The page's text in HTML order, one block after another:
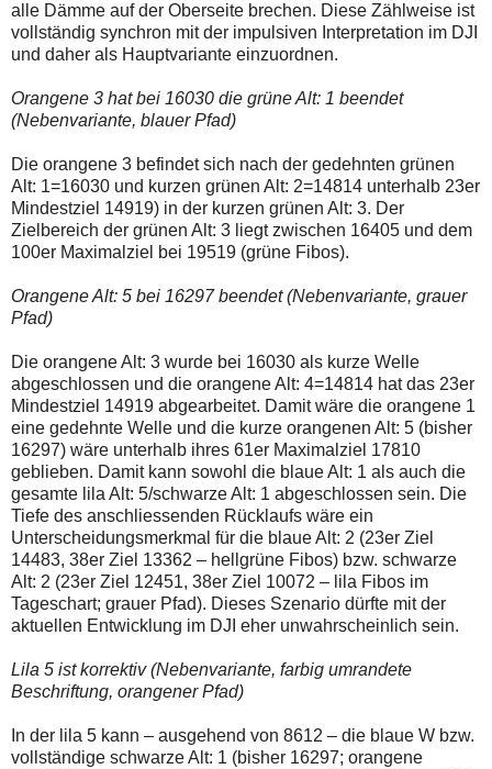
alle Dämme auf der Oberseite brechen. Diese Zählweise ist
vollständig synchron mit der impulsiven Interpretation im DJI
und daher als Hauptvariante einzuordnen.
Orangene 3 hat bei 16030 die grüne Alt: 1 beendet
(Nebenvariante, blauer Pfad)
Die orangene 3 befindet sich nach der gedehnten grünen
Alt: 1=16030 und kurzen grünen Alt: 2=14814 unterhalb 23er
Mindestziel 14919) in der kurzen grünen Alt: 3. Der
Zielbereich der grünen Alt: 3 liegt zwischen 16405 und dem
100er Maximalziel bei 19519 (grüne Fibos).
Orangene Alt: 5 bei 16297 beendet (Nebenvariante, grauer
Pfad)
Die orangene Alt: 3 wurde bei 16030 als kurze Welle
abgeschlossen und die orangene Alt: 4=14814 hat das 23er
Mindestziel 14919 abgearbeitet. Damit wäre die orangene 1
eine gedehnte Welle und die kurze orangenen Alt: 5 (bisher
16297) wäre unterhalb ihres 61er Maximalziel 17810
geblieben. Damit kann sowohl die blaue Alt: 1 als auch die
gesamte lila Alt: 5/schwarze Alt: 1 abgeschlossen sein. Die
Tiefe des anschliessenden Rücklaufs wäre ein
Unterscheidungsmerkmal für die blaue Alt: 2 (23er Ziel
14483, 38er Ziel 13362 – hellgrüne Fibos) bzw. schwarze
Alt: 2 (23er Ziel 12451, 38er Ziel 10072 – lila Fibos im
Tageschart; grauer Pfad). Dieses Szenario dürfte mit der
aktuellen Entwicklung im DJI eher unwahrscheinlich sein.
Lila 5 ist korrektiv (Nebenvariante, farbig umrandete
Beschriftung, orangener Pfad)
In der lila 5 kann – ausgehend von 8612 – die blaue W bzw.
vollständige schwarze Alt: 1 (bisher 16297; orangene